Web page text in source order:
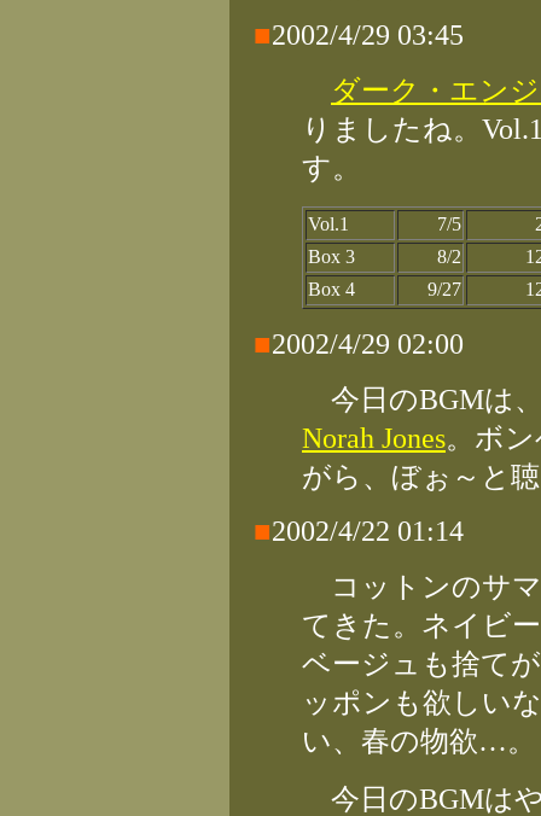
■2002/4/29 03:45
ダーク・エン
りましたね。
す。
Vol.1 7/5
Box 3
8/2
Box 4
9/27
■2002/4/29 02:00
今日のBGMは
Norah Jones。ボ
がら、ぼぉ～と
■2002/4/22 01:14
コットンのサ
てきた。ネイビ
ベージュも捨て
ッポンも欲しい
い、春の物欲…。
今日のBGMは